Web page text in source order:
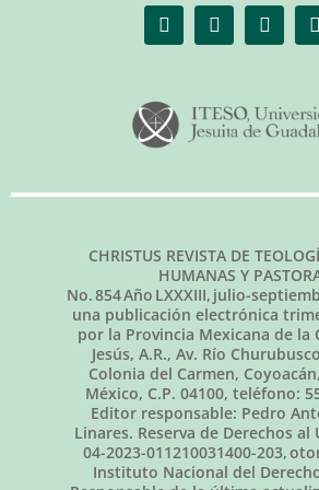
CHRISTUS REVISTA DE
HUMANAS Y
No.854Año LXXXIII, julio-
una publicación electrónica
por la Provincia Mexicana de la
Jesús, A.R., Av. Río
Colonia del Carmen,
México, C.P. 04100, teléfono:
Editor responsable: Pedro
Linares. Reserva de Derechos al
04-2023-011210031400-203,
Instituto Nacional del